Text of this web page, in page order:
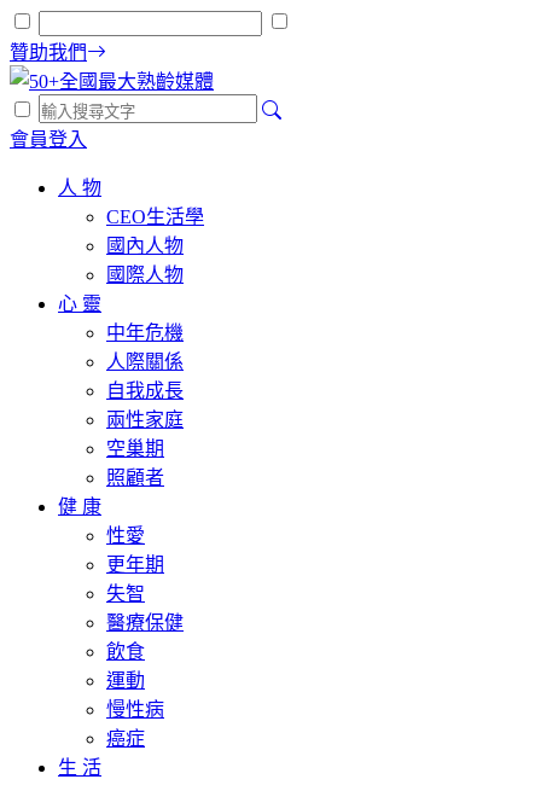
贊助我們
會員登入
人 物
CEO生活學
國內人物
國際人物
心 靈
中年危機
人際關係
自我成長
兩性家庭
空巢期
照顧者
健 康
性愛
更年期
失智
醫療保健
飲食
運動
慢性病
癌症
生 活